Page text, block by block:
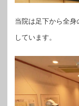
当院は足下から全
しています。